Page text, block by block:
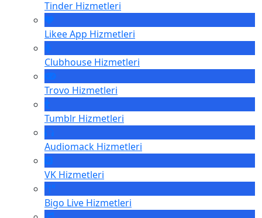
Tinder Hizmetleri
Likee App Hizmetleri
Clubhouse Hizmetleri
Trovo Hizmetleri
Tumblr Hizmetleri
Audiomack Hizmetleri
VK Hizmetleri
Bigo Live Hizmetleri